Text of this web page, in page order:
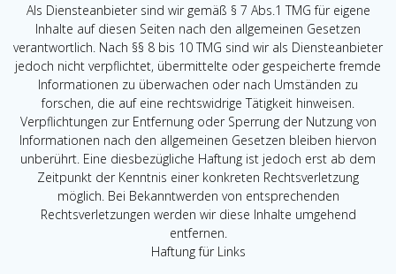
Als Diensteanbieter sind wir gemäß § 7 Abs.1 TMG für eigene
Inhalte auf diesen Seiten nach den allgemeinen Gesetzen
verantwortlich. Nach §§ 8 bis 10 TMG sind wir als Diensteanbieter
jedoch nicht verpflichtet, übermittelte oder gespeicherte fremde
Informationen zu überwachen oder nach Umständen zu
forschen, die auf eine rechtswidrige Tätigkeit hinweisen.
Verpflichtungen zur Entfernung oder Sperrung der Nutzung von
Informationen nach den allgemeinen Gesetzen bleiben hiervon
unberührt. Eine diesbezügliche Haftung ist jedoch erst ab dem
Zeitpunkt der Kenntnis einer konkreten Rechtsverletzung
möglich. Bei Bekanntwerden von entsprechenden
Rechtsverletzungen werden wir diese Inhalte umgehend
entfernen.
Haftung für Links